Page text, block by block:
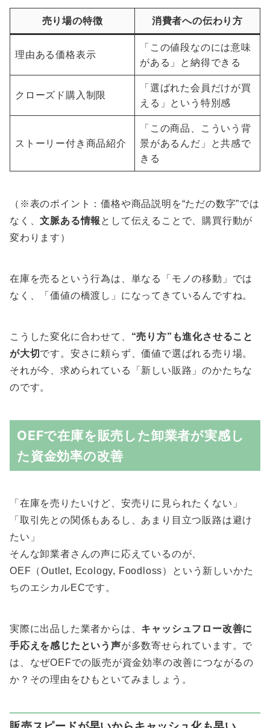
売り場の特徴 消費者への伝わり方
理由ある価格表示
「この値段なのには意味
がある」と納得できる
クローズド購入制限
「選ばれた会員だけが買
える」という特別感
ストーリー付き商品紹介
「この商品、こういう背
景があるんだ」と共感で
きる
（※表のポイント：価格や商品説明を“ただの数字”では
なく、文脈ある情報 として伝えることで、購買行動が
変わります）
在庫を売るという行為は、単なる「モノの移動」では
なく、「価値の橋渡し」になってきているんですね。
こうした変化に合わせて、 “売り方”も進化させること
が大切 です。安さに頼らず、価値で選ばれる売り場。
それが今、求められている「新しい販路」のかたちな
のです。
OEFで在庫を販売した卸業者が実感し
た資金効率の改善
「在庫を売りたいけど、安売りに見られたくない」
「取引先との関係もあるし、あまり目立つ販路は避け
たい」
そんな卸業者さんの声に応えているのが、
OEF（Outlet, Ecology, Foodloss）という新しいかた
ちのエシカルECです。
実際に出品した業者からは、 キャッシュフロー改善に
手応えを感じたという声が多数寄せられています。で
は、なぜOEFでの販売が資金効率の改善につながるの
か？その理由をひもといてみましょう。